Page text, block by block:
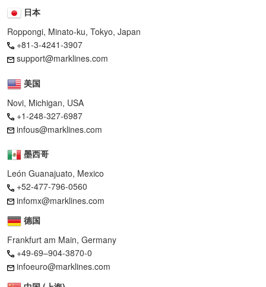
日本
Roppongi, Minato-ku, Tokyo, Japan
+81-3-4241-3907
support@marklines.com
美国
Novi, Michigan, USA
+1-248-327-6987
infous@marklines.com
墨西哥
León Guanajuato, Mexico
+52-477-796-0560
infomx@marklines.com
德国
Frankfurt am Main, Germany
+49-69–904-3870-0
infoeuro@marklines.com